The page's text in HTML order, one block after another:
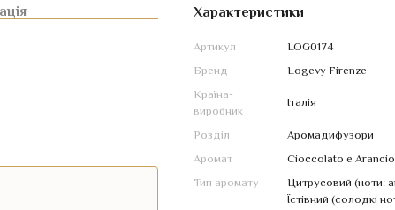
Характеристики
Артикул
LOG0174
Бренд
Logevy Firenze
Країна-
виробник
Італія
Розділ
Аромадифузори
Аромат
Cioccolato e Arancio
Тип аромату
Цитрусовий (ноти:
Їстівний (солодкі